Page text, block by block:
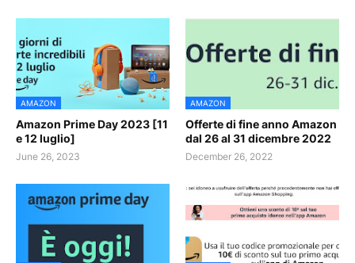
AMAZON
Amazon Prime Day 2023 [11
e 12 luglio]
June 26, 2023
AMAZON
Offerte di fine anno Amazon
dal 26 al 31 dicembre 2022
December 26, 2022